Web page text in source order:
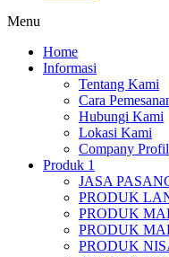
Menu
Home
Informasi
Tentang Kami
Cara
Hubungi Kami
Lokasi Kami
Company Profil
Produk 1
JASA
PRODUK
PRODUK
PRODUK
PRODUK